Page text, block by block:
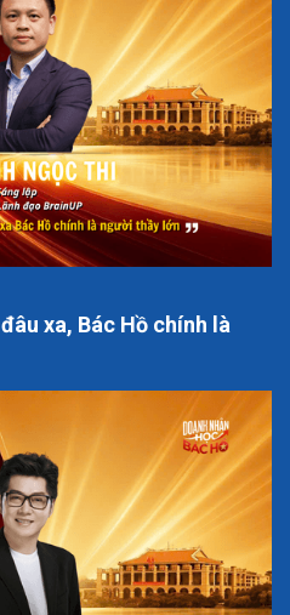
xa, Bác Hồ chính là